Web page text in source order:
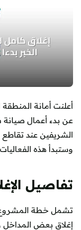
أعلنت أمانة
عن بدء أعمال
الشريفين عند
وستبدأ هذه الفعاليات من يوم
تفاصيل
تشمل خطة المشروع
إغلاق بعض